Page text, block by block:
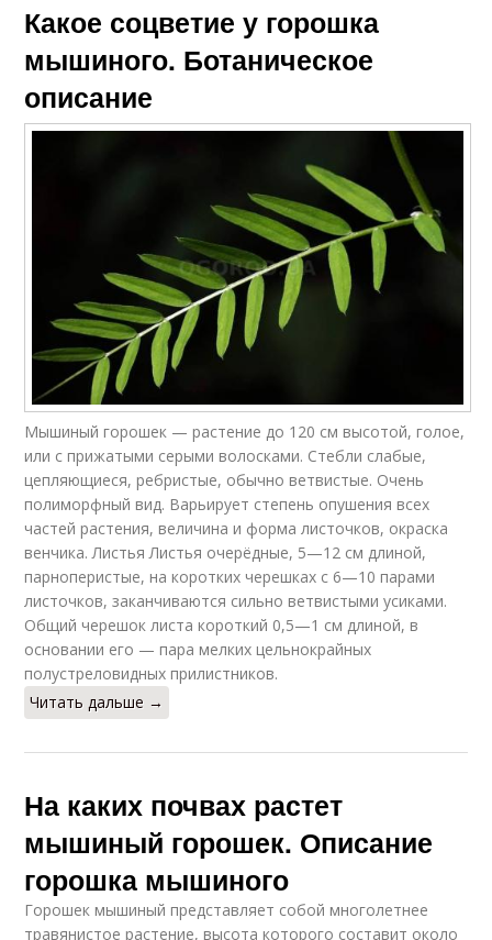
Какое соцветие у горошка
мышиного. Ботаническое
описание
Мышиный горошек — растение до 120 см высотой, голое,
или с прижатыми серыми волосками. Стебли слабые,
цепляющиеся, ребристые, обычно ветвистые. Очень
полиморфный вид. Варьирует степень опушения всех
частей растения, величина и форма листочков, окраска
венчика. Листья Листья очерёдные, 5—12 см длиной,
парноперистые, на коротких черешках с 6—10 парами
листочков, заканчиваются сильно ветвистыми усиками.
Общий черешок листа короткий 0,5—1 см длиной, в
основании его — пара мелких цельнокрайных
полустреловидных прилистников.
Читать дальше →
На каких почвах растет
мышиный горошек. Описание
горошка мышиного
Горошек мышиный представляет собой многолетнее
травянистое растение, высота которого составит около